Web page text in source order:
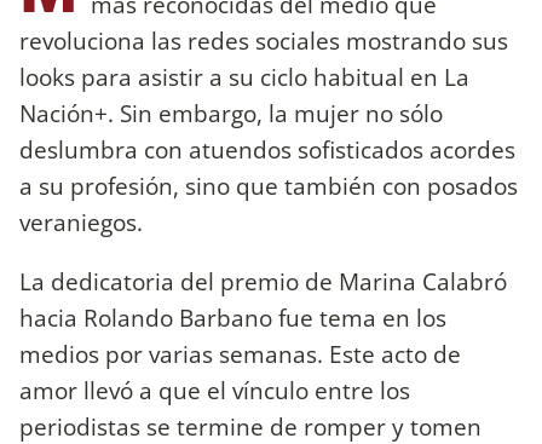
revoluciona las redes sociales mostrando sus
looks para asistir a su ciclo habitual en La
Nación+. Sin embargo, la mujer no sólo
deslumbra con atuendos sofisticados acordes
a su profesión, sino que también con posados
veraniegos.
La dedicatoria del premio de Marina Calabró
hacia Rolando Barbano fue tema en los
medios por varias semanas. Este acto de
amor llevó a que el vínculo entre los
periodistas se termine de romper y tomen